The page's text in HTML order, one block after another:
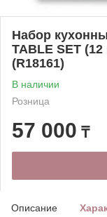
Набор
TABLE SET
(R18161)
В наличии
Розница
57 000 ₸
Описание